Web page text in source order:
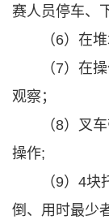
赛人员停车、
（6）在
（7）在
观察；
（8）叉
操作;
（9）4
倒、用时最少